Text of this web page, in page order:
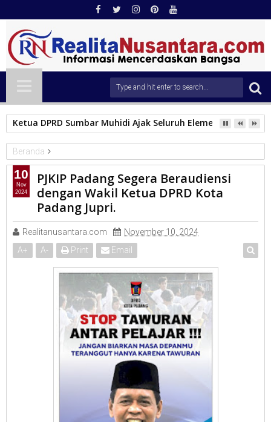
Ketua DPRD Sumbar Muhidi Ajak Seluruh Elemen
Beranda
DPRD Padang
PJKIP Padang Segera Beraudiensi dengan Wakil Ketua DPRD
Kota Padang Jupri.
PJKIP Padang Segera Beraudiensi
dengan Wakil Ketua DPRD Kota
Padang Jupri.
Realitanusantara.com
November 10, 2024
A+ A- Print Email
10
Nov
2024